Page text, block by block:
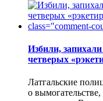
Избили,
четверых
Латгальские
о